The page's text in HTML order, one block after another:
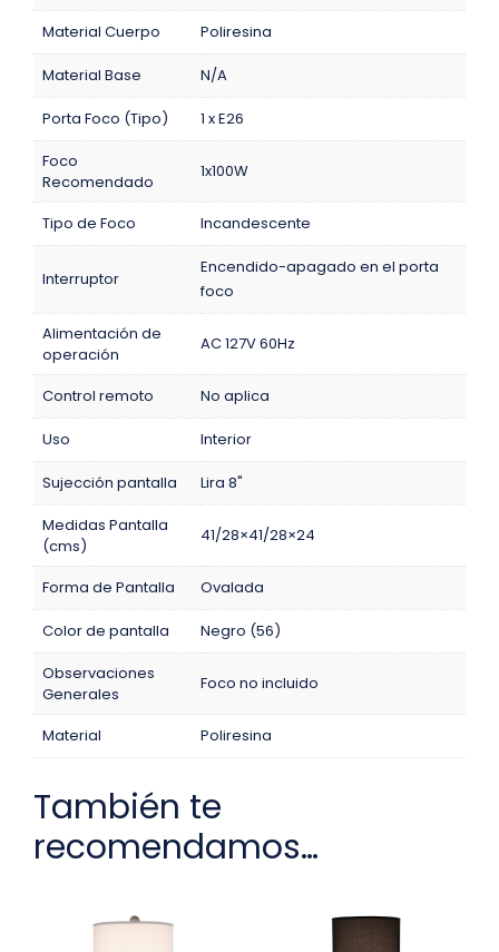
Material Cuerpo Poliresina
Material Base N/A
Porta Foco (Tipo)
1 x E26
Foco
Recomendado
1x100W
Tipo de Foco Incandescente
Interruptor
Encendido-apagado en el porta
foco
Alimentación de
operación
AC 127V 60Hz
Control remoto No aplica
Uso Interior
Sujección pantalla
Lira 8"
Medidas Pantalla
(cms)
41/28×41/28×24
Forma de Pantalla Ovalada
Color de pantalla
Negro (56)
Observaciones
Generales
Foco no incluido
Material Poliresina
También te
recomendamos…